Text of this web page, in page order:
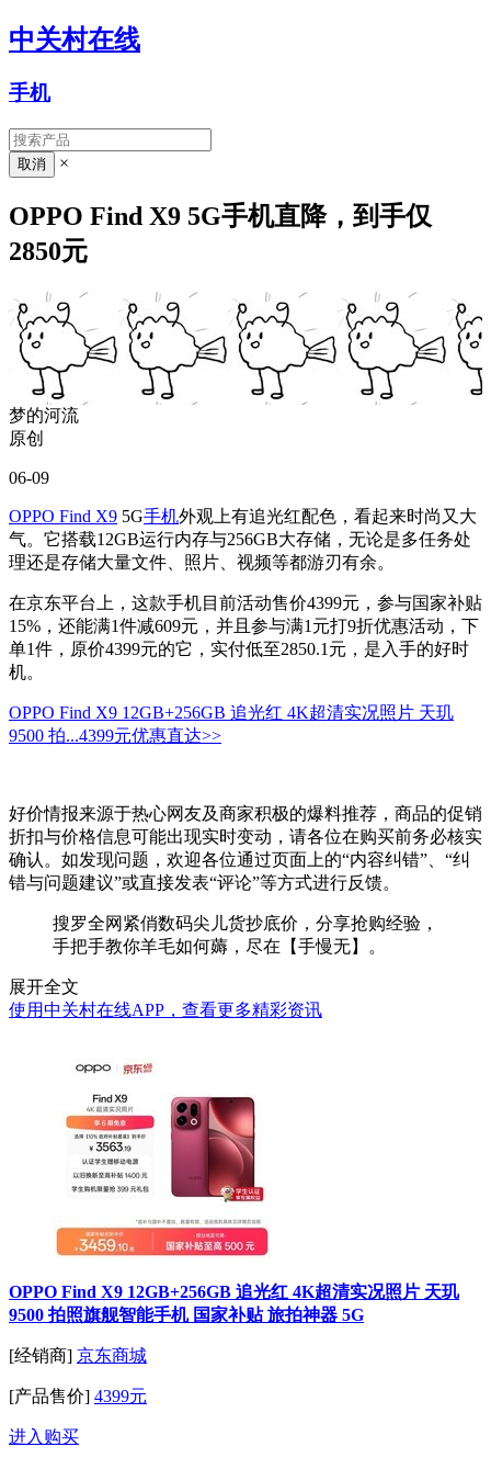
中关村在线
手机
×
OPPO Find X9 5G手机直降，到手仅
2850元
梦的河流
原创
06-09
OPPO Find X9 5G手机外观上有追光红配色，看起来时尚又大
气。它搭载12GB运行内存与256GB大存储，无论是多任务处
理还是存储大量文件、照片、视频等都游刃有余。
在京东平台上，这款手机目前活动售价4399元，参与国家补贴
15%，还能满1件减609元，并且参与满1元打9折优惠活动，下
单1件，原价4399元的它，实付低至2850.1元，是入手的好时
机。
OPPO Find X9 12GB+256GB 追光红 4K超清实况照片 天玑
9500 拍...4399元优惠直达>>
好价情报来源于热心网友及商家积极的爆料推荐，商品的促销
折扣与价格信息可能出现实时变动，请各位在购买前务必核实
确认。如发现问题，欢迎各位通过页面上的“内容纠错”、“纠
错与问题建议”或直接发表“评论”等方式进行反馈。
搜罗全网紧俏数码尖儿货抄底价，分享抢购经验，
手把手教你羊毛如何薅，尽在【手慢无】。
展开全文
使用中关村在线APP，查看更多精彩资讯
OPPO Find X9 12GB+256GB 追光红 4K超清实况照片 天玑
9500 拍照旗舰智能手机 国家补贴 旅拍神器 5G
[经销商] 京东商城
[产品售价] 4399元
进入购买